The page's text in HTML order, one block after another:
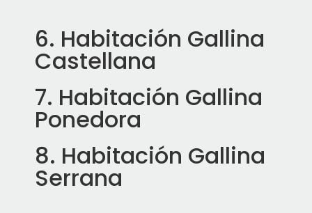
6. Habitación Gallina
Castellana
7. Habitación Gallina
Ponedora
8. Habitación Gallina
Serrana